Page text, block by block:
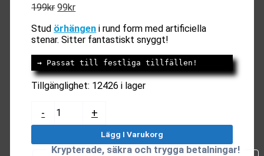
199krDet
priset
var:
99krDet
priset
är:
Stud örhängen i rund form med artificiella
stenar. Sitter fantastiskt snyggt!
→ Passat till festliga tillfällen!
Tillgänglighet: 12426 i lager
-
Örhängen
Dam
+
Lägg I Varukorg
Krypterade, säkra och trygga betalningar!